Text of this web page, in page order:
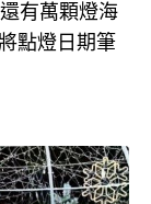
有萬顆燈海
點燈日期筆